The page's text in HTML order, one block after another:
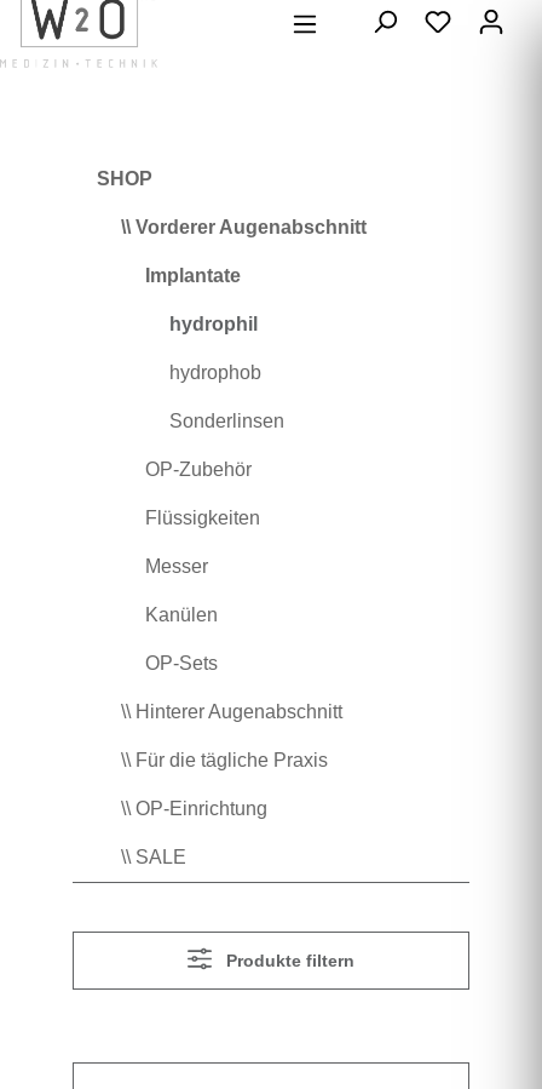
springen
SHOP
\\ Vorderer Augenabschnitt
Implantate
hydrophil
hydrophob
Sonderlinsen
OP-Zubehör
Flüssigkeiten
Messer
Kanülen
OP-Sets
\\ Hinterer Augenabschnitt
\\ Für die tägliche Praxis
\\ OP-Einrichtung
\\ SALE
Produkte filtern